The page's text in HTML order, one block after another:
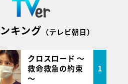
キング （テレビ朝日）
クロスロード ～
救命救急の約束
～
1